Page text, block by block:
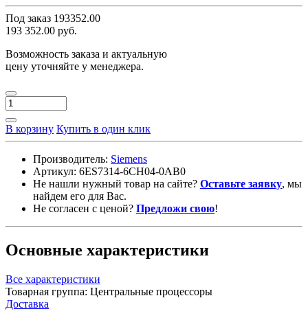
Под заказ 193352.00
193 352.00 руб.
Возможность заказа и актуальную
цену уточняйте у менеджера.
В корзину Купить в один клик
Производитель: Siemens
Артикул: 6ES7314-6CH04-0AB0
Не нашли нужный товар на сайте? Оставьте заявку, мы
найдем его для Вас.
Не согласен с ценой? Предложи свою!
Основные характеристики
Все характеристики
Товарная группа: Центральные процессоры
Доставка